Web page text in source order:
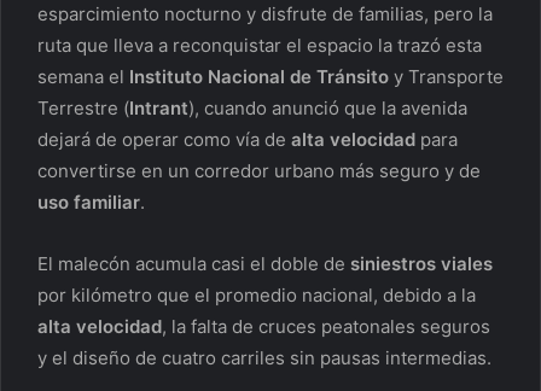
esparcimiento nocturno y disfrute de familias, pero la
ruta que lleva a reconquistar el espacio la trazó esta
semana el Instituto Nacional de Tránsito y Transporte
Terrestre (Intrant), cuando anunció que la avenida
dejará de operar como vía de alta velocidad para
convertirse en un corredor urbano más seguro y de
uso familiar.
El malecón acumula casi el doble de siniestros viales
por kilómetro que el promedio nacional, debido a la
alta velocidad, la falta de cruces peatonales seguros
y el diseño de cuatro carriles sin pausas intermedias.